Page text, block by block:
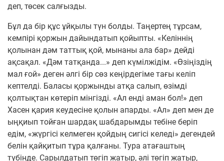
деп, төсек салғызды.
Бұл да бір құс ұйқылы түн болды. Таңертең тұрсам,
кемпірі қоржын дайындатып қойыпты. «Келіннің
қолынан дәм таттық қой, мынаны ала бар» дейді
ақсақал. «Дәм татқанда...» деп күмілжідім. «Өзіңіздің
мал ғой» деген әлгі бір сөз кеңірдегіме тағы келіп
кептелді. Баласы қоржынды атқа салып, өзімді
қолтықтан көтеріп мінгізді. «Ал енді аман бол!» деп
Хасен қария кеудесіне қолын апарды. «Ал» деп мен де
ыңқиып тойған шардақ шабдарымды тебіне беріп
едім, «жүргісі келмеген қойдың сигісі келеді» дегендей
белін қайқитып тұра қалғаны. Тура атағаштың
түбінде. Сарылдатып төгіп жатыр, әлі төгіп жатыр,